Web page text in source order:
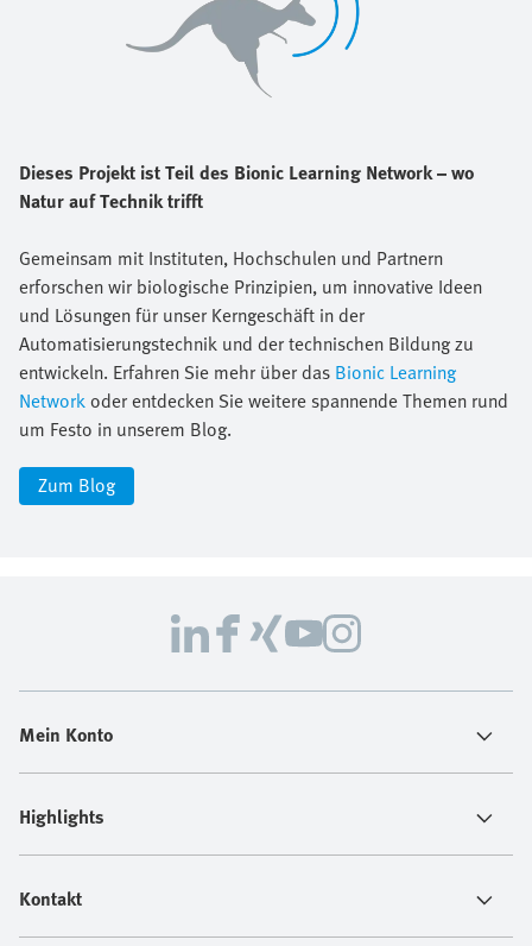
Dieses Projekt ist Teil des Bionic Learning Network – wo
Natur auf Technik trifft
Gemeinsam mit Instituten, Hochschulen und Partnern
erforschen wir biologische Prinzipien, um innovative Ideen
und Lösungen für unser Kerngeschäft in der
Automatisierungstechnik und der technischen Bildung zu
entwickeln. Erfahren Sie mehr über das Bionic Learning
Networkoder entdecken Sie weitere spannende Themen rund
um Festo in unserem Blog.
Zum Blog
Mein Konto
Highlights
Kontakt